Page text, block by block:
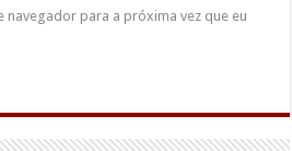
navegador para a próxima vez que eu